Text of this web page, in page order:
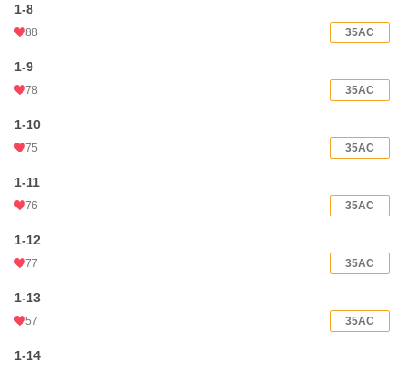
1-8
88 35AC
1-9
78 35AC
1-10
75 35AC
1-11
76 35AC
1-12
77 35AC
1-13
57 35AC
1-14